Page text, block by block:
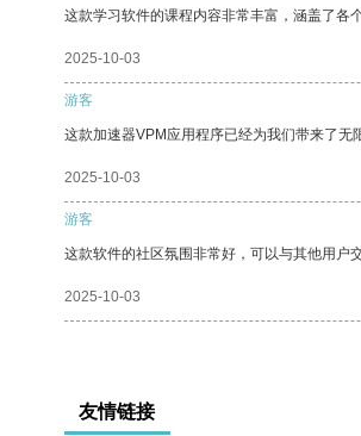
这款学习软件的课程内容非常丰富，涵盖了各
2025-10-03
游客
这款加速器VPM应用程序已经为我们带来了无
2025-10-03
游客
这款软件的社区氛围非常好，可以与其他用户
2025-10-03
友情链接